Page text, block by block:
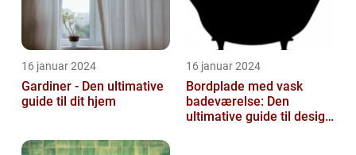
16 januar 2024
Gardiner - Den ultimative
guide til dit hjem
16 januar 2024
Bordplade med vask
badeværelse: Den
ultimative guide til design